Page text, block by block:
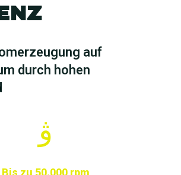
auf
durch hohen
Bis zu 50.000 rpm